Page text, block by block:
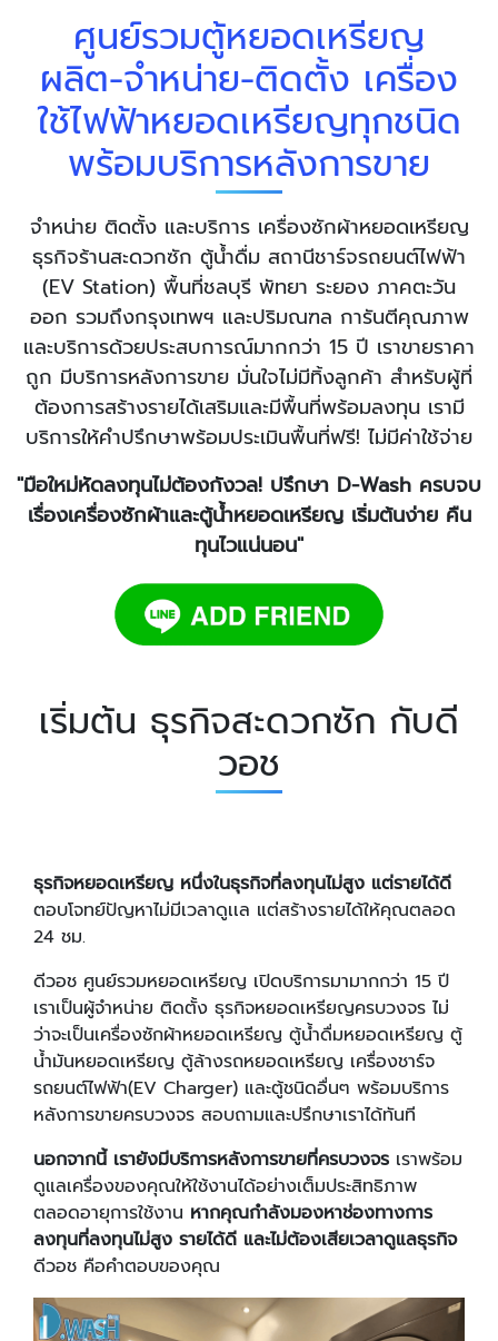
ศูนย์รวมตู้หยอดเหรียญ
ผลิต-จำหน่าย-ติดตั้ง เครื่อง
ใช้ไฟฟ้าหยอดเหรียญทุกชนิด
พร้อมบริการหลังการขาย
จำหน่าย ติดตั้ง และบริการ เครื่องซักผ้าหยอดเหรียญ
ธุรกิจร้านสะดวกซัก ตู้น้ำดื่ม สถานีชาร์จรถยนต์ไฟฟ้า
(EV Station) พื้นที่ชลบุรี พัทยา ระยอง ภาคตะวัน
ออก รวมถึงกรุงเทพฯ และปริมณฑล การันตีคุณภาพ
และบริการด้วยประสบการณ์มากกว่า 15 ปี เราขายราคา
ถูก มีบริการหลังการขาย มั่นใจไม่มีทิ้งลูกค้า สำหรับผู้ที่
ต้องการสร้างรายได้เสริมและมีพื้นที่พร้อมลงทุน เรามี
บริการให้คำปรึกษาพร้อมประเมินพื้นที่ฟรี! ไม่มีค่าใช้จ่าย
"มือใหม่หัดลงทุนไม่ต้องกังวล! ปรึกษา D-Wash ครบจบ
เรื่องเครื่องซักผ้าและตู้น้ำหยอดเหรียญ เริ่มต้นง่าย คืน
ทุนไวแน่นอน"
เริ่มต้น ธุรกิจสะดวกซัก กับดี
วอช
ธุรกิจหยอดเหรียญ หนึ่งในธุรกิจที่ลงทุนไม่สูง แต่รายได้ดี
ตอบโจทย์ปัญหาไม่มีเวลาดูเเล แต่สร้างรายได้ให้คุณตลอด
24 ชม.
ดีวอช ศูนย์รวมหยอดเหรียญ เปิดบริการมามากกว่า 15 ปี
เราเป็นผู้จำหน่าย ติดตั้ง ธุรกิจหยอดเหรียญครบวงจร ไม่
ว่าจะเป็นเครื่องซักผ้าหยอดเหรียญ ตู้น้ำดื่มหยอดเหรียญ ตู้
น้ำมันหยอดเหรียญ ตู้ล้างรถหยอดเหรียญ เครื่องชาร์จ
รถยนต์ไฟฟ้า(EV Charger) และตู้ชนิดอื่นๆ พร้อมบริการ
หลังการขายครบวงจร สอบถามและปรึกษาเราได้ทันที
นอกจากนี้ เรายังมีบริการหลังการขายที่ครบวงจร เราพร้อม
ดูแลเครื่องของคุณให้ใช้งานได้อย่างเต็มประสิทธิภาพ
ตลอดอายุการใช้งาน หากคุณกำลังมองหาช่องทางการ
ลงทุนที่ลงทุนไม่สูง รายได้ดี และไม่ต้องเสียเวลาดูแลธุรกิจ
ดีวอช คือคำตอบของคุณ